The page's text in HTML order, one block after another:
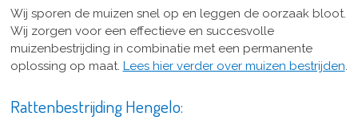
Wij sporen de muizen snel op en leggen de oorzaak bloot.
Wij zorgen voor een effectieve en succesvolle
muizenbestrijding in combinatie met een permanente
oplossing op maat. Lees hier verder over muizen bestrijden
Rattenbestrijding Hengelo: